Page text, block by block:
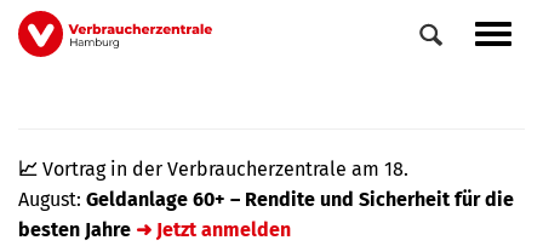
Direkt
zum
📈 Vortrag in der Verbraucherzentrale am 18.
August: Geldanlage 60+ – Rendite und Sicherheit für die
besten Jahre ➜ Jetzt anmelden